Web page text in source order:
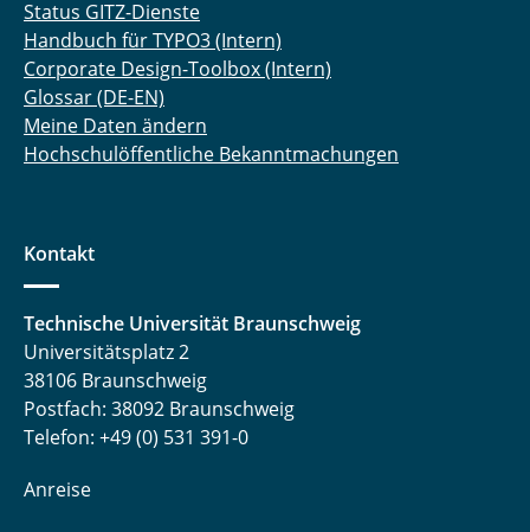
Status GITZ-Dienste
Handbuch für TYPO3 (Intern)
Corporate Design-Toolbox (Intern)
Glossar (DE-EN)
Meine Daten ändern
Hochschulöffentliche Bekanntmachungen
Kontakt
Technische Universität Braunschweig
Universitätsplatz 2
38106 Braunschweig
Postfach: 38092 Braunschweig
Telefon: +49 (0) 531 391-0
Anreise